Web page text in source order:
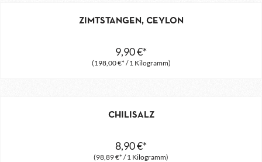
ZIMTSTANGEN, CEYLON
(198,00 €* / 1 Kilogramm)
9,90 €*
CHILISALZ
(98,89 €* / 1 Kilogramm)
8,90 €*